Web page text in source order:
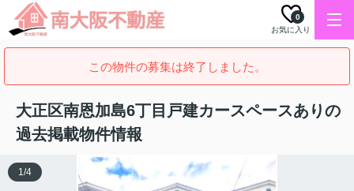
お気に入り
0
この物件の募集は終了しました。
大正区南恩加島6丁目戸建カースペースありの
過去掲載物件情報
1/4